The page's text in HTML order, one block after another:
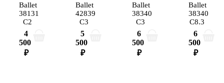
Ballet
38131
C2
4
500
₽
Ballet
42839
C3
5
500
₽
Ballet
38340
C3
6
500
₽
Ballet
38340
C8.3
6
500
₽